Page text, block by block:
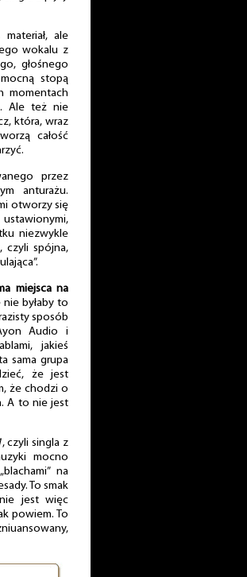
ale
wokalu z
głośnego
stopą
momentach
. Ale też nie
która, wraz
całość
przez
anturażu.
otworzy się
niezwykle
czyli spójna,
miejsca na
nie byłaby to
sposób
Audio i
jakieś
sama grupa
że jest
że chodzi o
A to nie jest
, czyli singla z
mocno
na
To smak
jest więc
powiem. To